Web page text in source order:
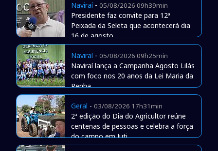
Naviraí- 05/08/2026 09h39min
Presidente faz convite para 12ª
Peixada da Seleta que acontecerá dia
16 de agosto
Naviraí- 05/08/2026 09h25min
Naviraí lança a Campanha Agosto Lilás
com foco nos 20 anos da Lei Maria da
Penha
Geral - 03/08/2026 17h31min
2ª edição do Dia do Agricultor reúne
centenas de pessoas e celebra a força
do campo em Juti